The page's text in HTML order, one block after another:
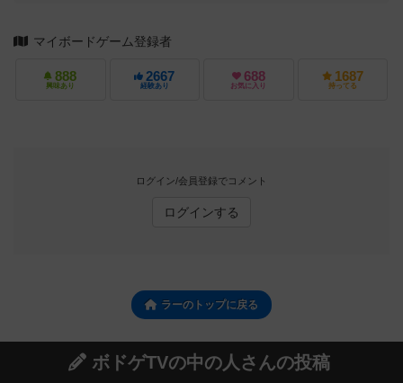
マイボードゲーム登録者
888
興味あり
2667
経験あり
688
お気に入り
1687
持ってる
ログイン/会員登録でコメント
ログインする
ラーのトップに戻る
ボドゲTVの中の人さんの投稿